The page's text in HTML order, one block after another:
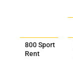
800 Sport
Rent